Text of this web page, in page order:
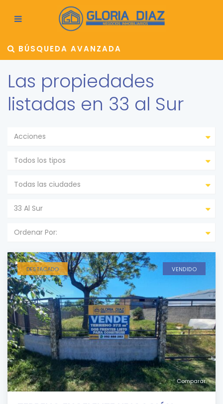
BÚSQUEDA AVANZADA
Las propiedades
listadas en 33 al Sur
Acciones
Todos los tipos
Todas las ciudades
33 Al Sur
Ordenar Por:
Comparar
DESTACADO VENDIDO